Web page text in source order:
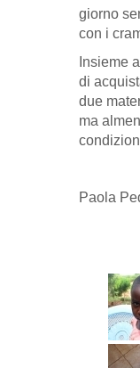
giorno
con i
Insieme
di
due
ma
Paola